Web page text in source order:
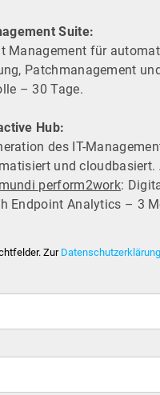
Suite:
Management für
Patchmanagement
– 30 Tage.
Hub:
des IT-
und cloudbasiert.
perform2work:
Endpoint Analytics – 3
Zur Datenschutzerklärung